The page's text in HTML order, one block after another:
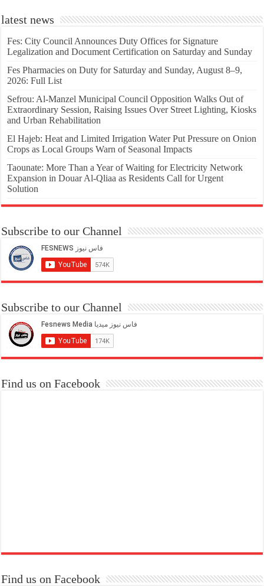
latest news
Fes: City Council Announces Duty Offices for Signature
Legalization and Document Certification on Saturday and Sunday
Fes Pharmacies on Duty for Saturday and Sunday, August 8–9,
2026: Full List
Sefrou: Al-Manzel Municipal Council Opposition Walks Out of
Extraordinary Session, Raising Issues Over Street Lighting, Kiosks
and Urban Rehabilitation
El Hajeb: Heat and Limited Irrigation Water Put Pressure on Onion
Crops as Local Groups Warn of Seasonal Impacts
Taounate: More Than a Year of Waiting for Electricity Network
Expansion in Douar Al-Qliaa as Residents Call for Urgent
Solution
Subscribe to our Channel
Subscribe to our Channel
Find us on Facebook
Find us on Facebook